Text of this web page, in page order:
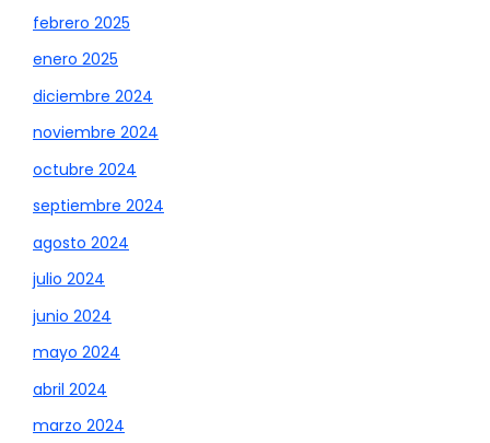
febrero 2025
enero 2025
diciembre 2024
noviembre 2024
octubre 2024
septiembre 2024
agosto 2024
julio 2024
junio 2024
mayo 2024
abril 2024
marzo 2024